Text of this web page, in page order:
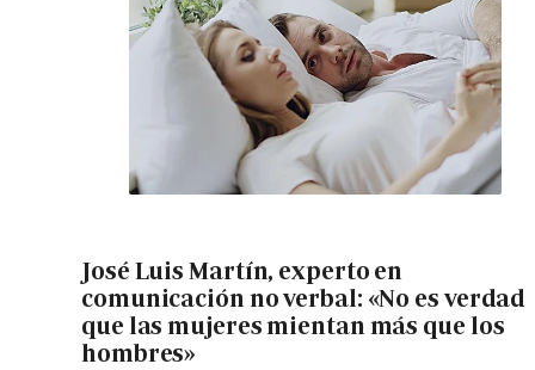
José Luis Martín, experto en
comunicación no verbal: «No es verdad
que las mujeres mientan más que los
hombres»